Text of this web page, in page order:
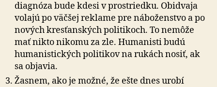
diagnóza bude kdesi v prostriedku. Obidvaja
volajú po väčšej reklame pre náboženstvo a po
nových kresťanských politikoch. To nemôže
mať nikto nikomu za zle. Humanisti budú
humanistických politikov na rukách nosiť, ak
sa objavia.
Žasnem, ako je možné, že ešte dnes urobí